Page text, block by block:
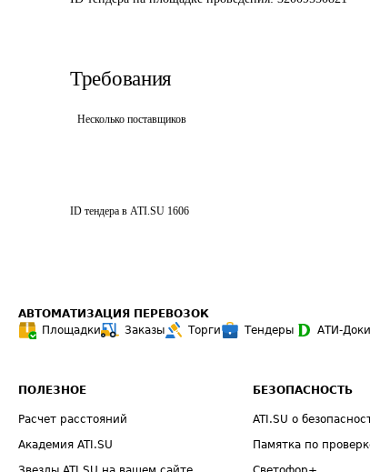
Требования
Несколько поставщиков
ID тендера в ATI.SU 1606
АВТОМАТИЗАЦИЯ ПЕРЕВОЗОК
Площадки
Заказы Торги Тендеры АТИ-Доки
ПОЛЕЗНОЕ
Расчет расстояний
Академия ATI.SU
БЕЗОПАСНОСТЬ
ATI.SU о
Памятка по